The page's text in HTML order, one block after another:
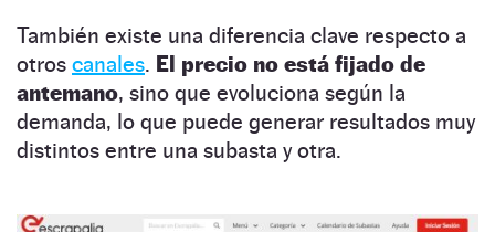
También existe una diferencia clave respecto a
otros canales. El precio no está fijado de
antemano, sino que evoluciona según la
demanda, lo que puede generar resultados muy
distintos entre una subasta y otra.